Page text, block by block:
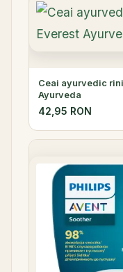
Ceai ayurvedic
Ayurveda
42,95 RON